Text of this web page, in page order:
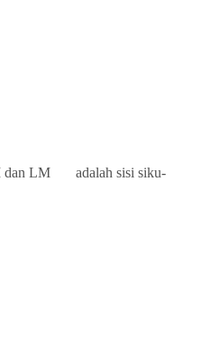
dan LM adalah sisi siku-